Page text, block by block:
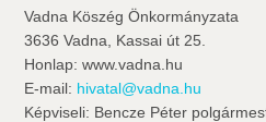
Vadna Köszég Önkormányzata
3636 Vadna, Kassai út 25.
Honlap: www.vadna.hu
E-mail: hivatal@vadna.hu
Képviseli: Bencze Péter